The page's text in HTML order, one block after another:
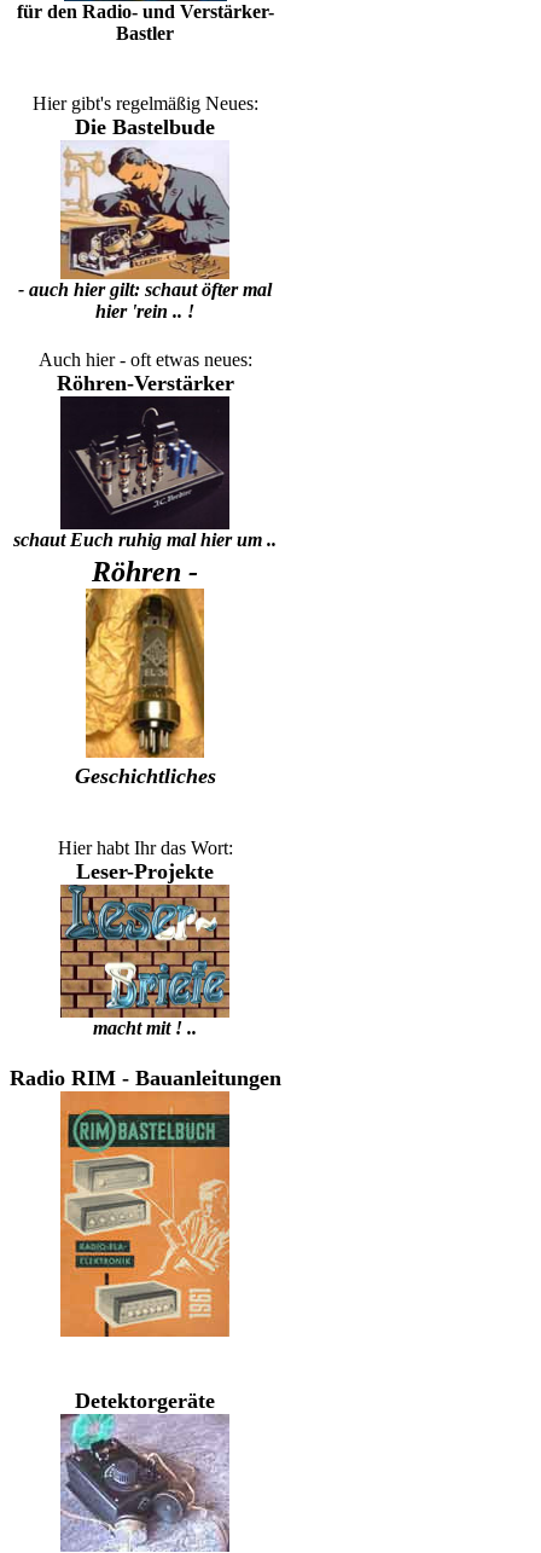
für den Radio- und Verstärker-
Bastler
Hier gibt's regelmäßig Neues:
Die Bastelbude
- auch hier gilt: schaut öfter mal
hier 'rein .. !
Auch hier - oft etwas neues:
Röhren-Verstärker
schaut Euch ruhig mal hier um ..
Röhren -
Geschichtliches
Hier habt Ihr das Wort:
Leser-Projekte
macht mit ! ..
Radio RIM - Bauanleitungen
Detektorgeräte